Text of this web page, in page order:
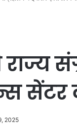
सेंटर
2025